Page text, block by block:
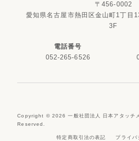
〒456-0002
愛知県名古屋市熱田区金山町1丁目
3F
電話番号
052-265-6526
Copyright © 2026 一般社団法人 日本アタッ
Reserved.
特定商取引法の表記 プライバ